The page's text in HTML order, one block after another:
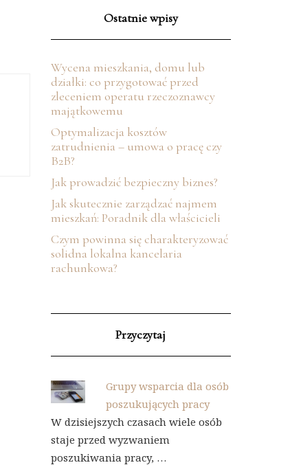
Ostatnie wpisy
Wycena mieszkania, domu lub
działki: co przygotować przed
zleceniem operatu rzeczoznawcy
majątkowemu
Optymalizacja kosztów
zatrudnienia – umowa o pracę czy
B2B?
Jak prowadzić bezpieczny biznes?
Jak skutecznie zarządzać najmem
mieszkań: Poradnik dla właścicieli
Czym powinna się charakteryzować
solidna lokalna kancelaria
rachunkowa?
Przyczytaj
Grupy wsparcia dla osób
poszukujących pracy
W dzisiejszych czasach wiele osób
staje przed wyzwaniem
poszukiwania pracy, …